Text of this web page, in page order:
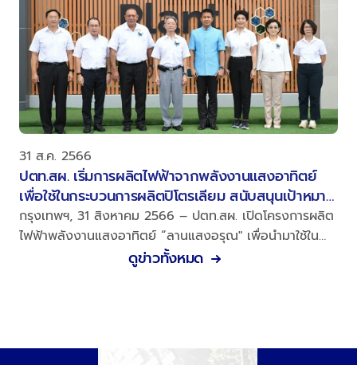
31 ส.ค. 2566
ปตท.สผ. เริ่มการผลิตไฟฟ้าจากพลังงานแสงอาทิตย์
เพื่อใช้ในกระบวนการผลิตปิโตรเลียม สนับสนุนเป้าหมาย
ลดการปล่อยก๊าซเรือนกระจก
กรุงเทพฯ, 31 สิงหาคม 2566 – ปตท.สผ. เปิดโครงการผลิต
ไฟฟ้าพลังงานแสงอาทิตย์ “ลานแสงอรุณ" เพื่อนำมาใช้ใน
กระบวนการผลิตปิโตรเลียมในโครงการเอส 1 นับเป็นครั้งแรก
ดูข่าวทั้งหมด